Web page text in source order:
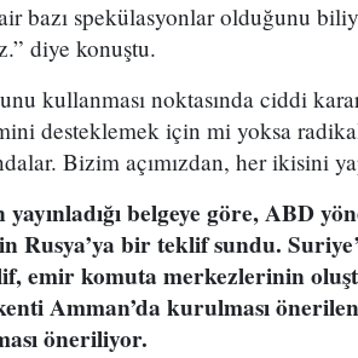
bazı spekülasyonlar olduğunu
diye konuştu.
kullanması noktasında ciddi
desteklemek için mi yoksa
Bizim açımızdan, her ikisini
belgeye göre, ABD
Rusya’ya bir teklif sundu.
emir komuta merkezlerinin
Amman’da kurulması
öneriliyor.